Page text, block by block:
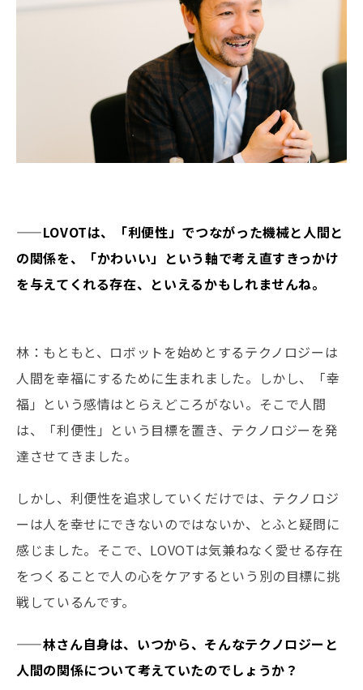
——LOVOTは、「利便性」でつながった機械と人間と
の関係を、「かわいい」という軸で考え直すきっかけ
を与えてくれる存在、といえるかもしれませんね。
林：もともと、ロボットを始めとするテクノロジーは
人間を幸福にするために生まれました。しかし、「幸
福」という感情はとらえどころがない。そこで人間
は、「利便性」という目標を置き、テクノロジーを発
達させてきました。
しかし、利便性を追求していくだけでは、テクノロジ
ーは人を幸せにできないのではないか、とふと疑問に
感じました。そこで、LOVOTは気兼ねなく愛せる存在
をつくることで人の心をケアするという別の目標に挑
戦しているんです。
——林さん自身は、いつから、そんなテクノロジーと
人間の関係について考えていたのでしょうか？